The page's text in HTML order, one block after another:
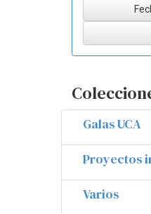
Galas UCA
Proyectos
Varios